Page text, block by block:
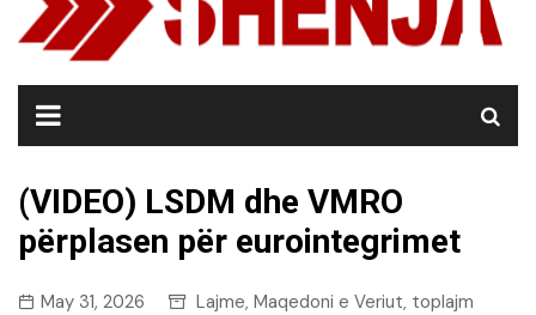
(VIDEO) LSDM dhe VMRO
përplasen për eurointegrimet
May 31, 2026 Lajme, Maqedoni e Veriut, toplajm